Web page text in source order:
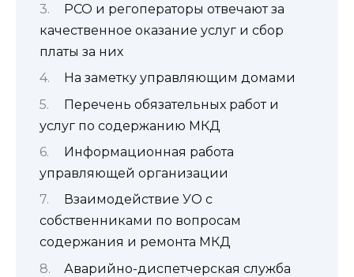
РСО и регоператоры отвечают за
качественное оказание услуг и сбор
платы за них
На заметку управляющим домами
Перечень обязательных работ и
услуг по содержанию МКД
Информационная работа
управляющей организации
Взаимодействие УО с
собственниками по вопросам
содержания и ремонта МКД
Аварийно-диспетчерская служба